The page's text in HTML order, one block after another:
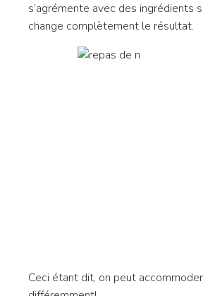
s’agrémente avec des ingrédients
change complètement le résultat.
Ceci étant dit, on peut